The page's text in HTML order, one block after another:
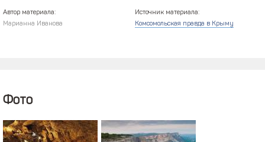
Автор материала:
Марианна Иванова
Источник материала:
Комсомольская правда в Крыму
Фото